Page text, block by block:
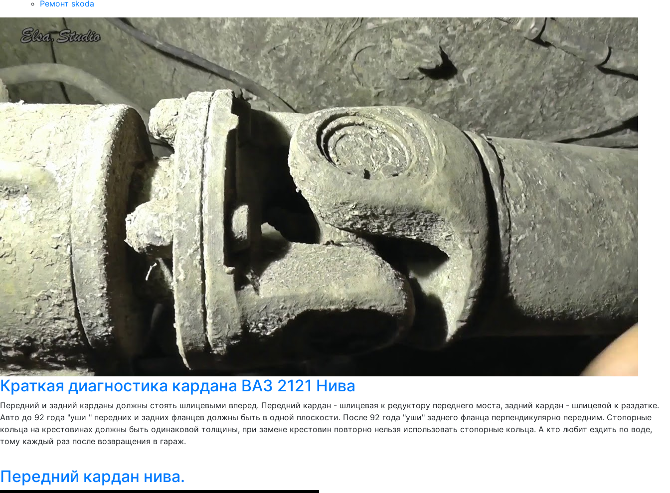
Ремонт skoda
Краткая диагностика кардана ВАЗ 2121 Нива
Передний и задний карданы должны стоять шлицевыми вперед. Передний кардан - шлицевая к редуктору переднего моста, задний кардан - шлицевой к раздатке.
Авто до 92 года "уши " передних и задних фланцев должны быть в одной плоскости. После 92 года "уши" заднего фланца перпендикулярно передним. Стопорные
кольца на крестовинах должны быть одинаковой толщины, при замене крестовин повторно нельзя использовать стопорные кольца. А кто любит ездить по воде,
тому каждый раз после возвращения в гараж.
Передний кардан нива.